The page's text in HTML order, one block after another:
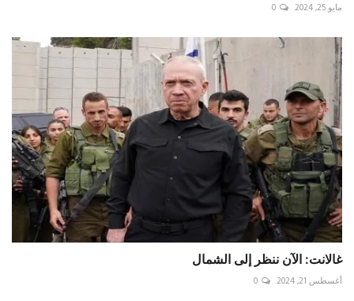
مايو 25, 2024 0
غالانت: الآن ننظر إلى الشمال
أغسطس 21, 2024 0